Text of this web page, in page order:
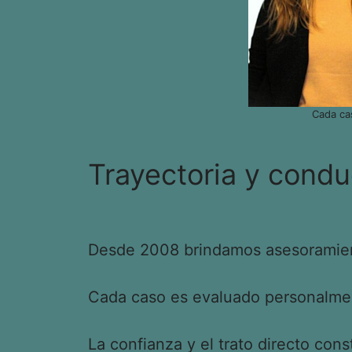
Cada
Trayectoria y
Desde 2008 brindamos
Cada caso es evaluado
La confianza y el trato directo